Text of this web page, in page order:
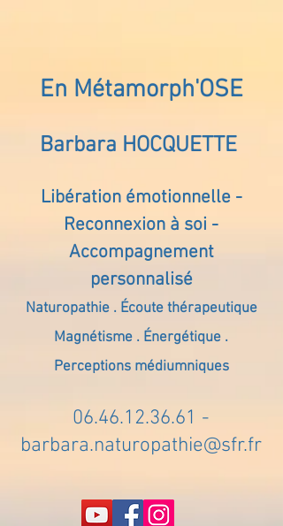
En Métamorph'OSE
Barbara HOCQUETTE
Libération émotionnelle -
Reconnexion à soi -
Accompagnement
personnalisé
Naturopathie . Écoute thérapeutique
Magnétisme . Énergétique .
Perceptions médiumniques
06.46.12.36.61 -
barbara.naturopathie@sfr.fr